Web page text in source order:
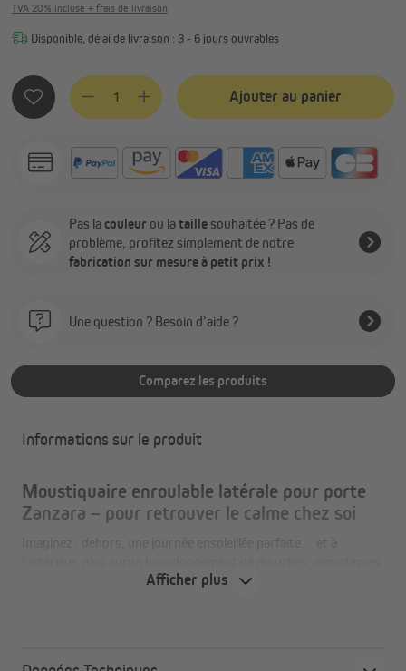
TVA 20 % incluse + frais de livraison
Disponible, délai de livraison : 3 - 6 jours ouvrables
Quantité de produit : Entrez la quantité souhaitée ou
Ajouter au panier
Pas la couleur ou lataille souhaitée ? Pas de
problème, profitez simplement de notre
fabrication sur mesure à petit prix !
Une question ? Besoin d’aide ?
Comparez les produits
Informations sur le produit
Moustiquaire enroulable latérale pour porte
Zanzara – pour retrouver le calme chez soi
Afficher plus